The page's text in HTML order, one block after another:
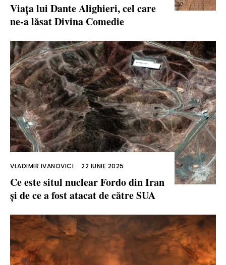
Viața lui Dante Alighieri, cel care
ne-a lăsat Divina Comedie
VLADIMIR IVANOVICI -22 IUNIE 2025
Ce este situl nuclear Fordo din Iran
și de ce a fost atacat de către SUA